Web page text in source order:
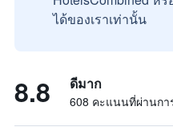
ได้ของเราเท่านั้น
8.8 ดีมาก
608 คะแนนที่ผ่านกา